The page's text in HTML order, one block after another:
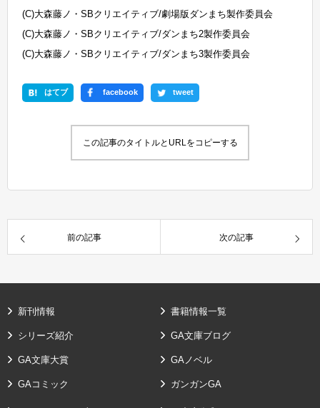
(C)大森藤ノ・SBクリエイティブ/劇場版ダンまち製作委員会
(C)大森藤ノ・SBクリエイティブ/ダンまち2製作委員会
(C)大森藤ノ・SBクリエイティブ/ダンまち3製作委員会
はてブ facebook tweet
この記事のタイトルとURLをコピーする
前の記事 次の記事
新刊情報 書籍情報一覧
シリーズ紹介 GA文庫ブログ
GA文庫大賞 GAノベル
GAコミック ガンガンGA